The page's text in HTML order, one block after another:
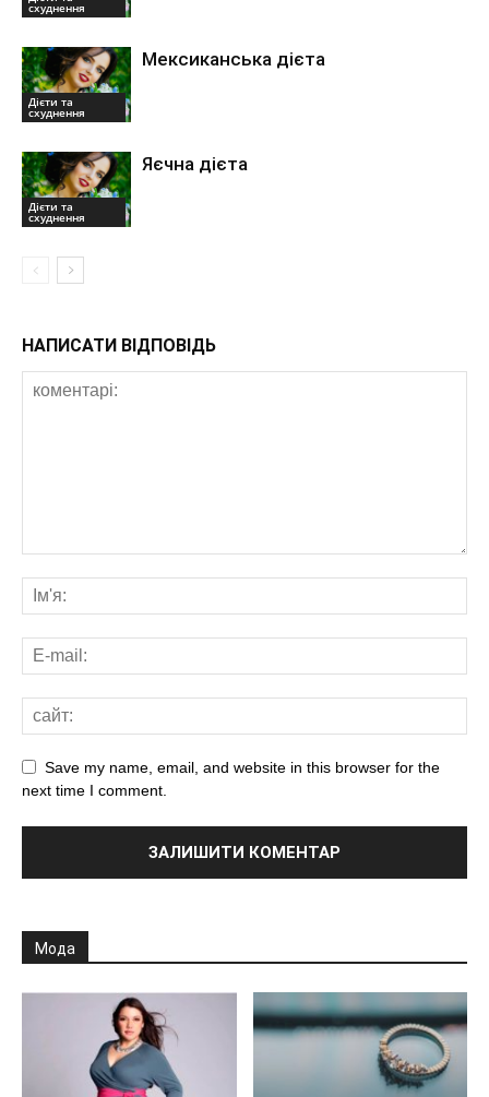
схуднення
Дієти та
схуднення
Мексиканська дієта
Дієти та
схуднення
Яєчна дієта
НАПИСАТИ ВІДПОВІДЬ
Save my name, email, and website in this browser for the
next time I comment.
Мода